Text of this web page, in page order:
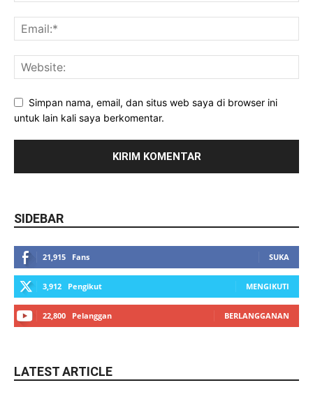
Simpan nama, email, dan situs web saya di browser ini
untuk lain kali saya berkomentar.
SIDEBAR
21,915 Fans SUKA
3,912 Pengikut MENGIKUTI
22,800 Pelanggan BERLANGGANAN
LATEST ARTICLE